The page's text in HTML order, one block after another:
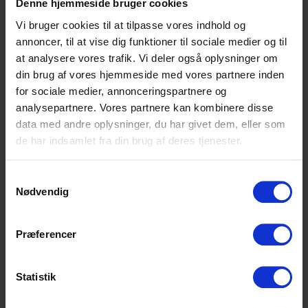
Denne hjemmeside bruger cookies
Vi bruger cookies til at tilpasse vores indhold og
annoncer, til at vise dig funktioner til sociale medier og til
at analysere vores trafik. Vi deler også oplysninger om
din brug af vores hjemmeside med vores partnere inden
for sociale medier, annonceringspartnere og
analysepartnere. Vores partnere kan kombinere disse
data med andre oplysninger, du har givet dem, eller som
de har indsamlet fra din brug af deres tjenester.
Nødvendig
Præferencer
Statistik
eksponering af varer
kundevejledning
drift af varehuset
Lidt om Elektronik
Vi sælger de nyeste produkter, så vores
kunder altid er sikre på at finde det, de søger
hos os. Vi har en god og humoristisk
har rigtig travlt. Vi har forstand på det, vi
sælger, og det kommer i sidste ende vores
produkterne er en stor del af vores